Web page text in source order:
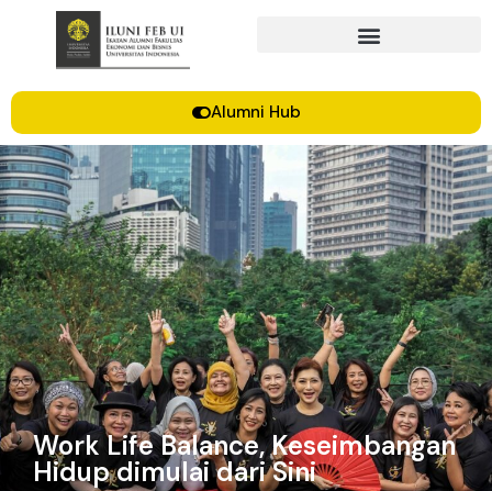
Alumni Hub
Work Life Balance, Keseimbangan
Hidup dimulai dari Sini